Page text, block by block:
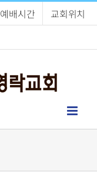
예배시간
교회위치